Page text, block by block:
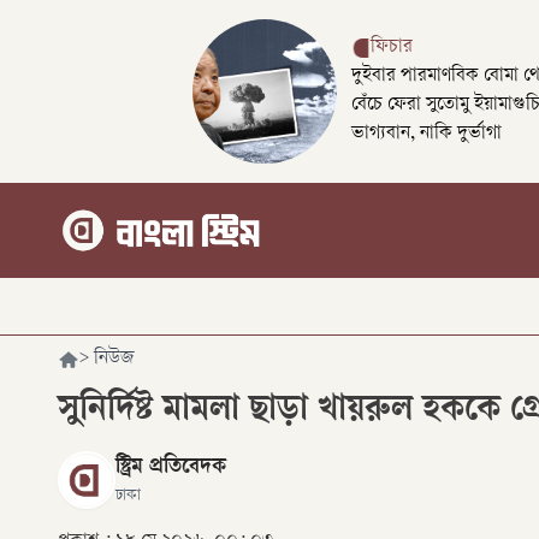
ফিচার
দুইবার পারমাণবিক বোমা
বেঁচে ফেরা সুতোমু
ভাগ্যবান, নাকি দুর্ভাগা
> নিউজ
সুনির্দিষ্ট মামলা ছাড়া খায়রুল হককে
স্ট্রিম প্রতিবেদক
ঢাকা